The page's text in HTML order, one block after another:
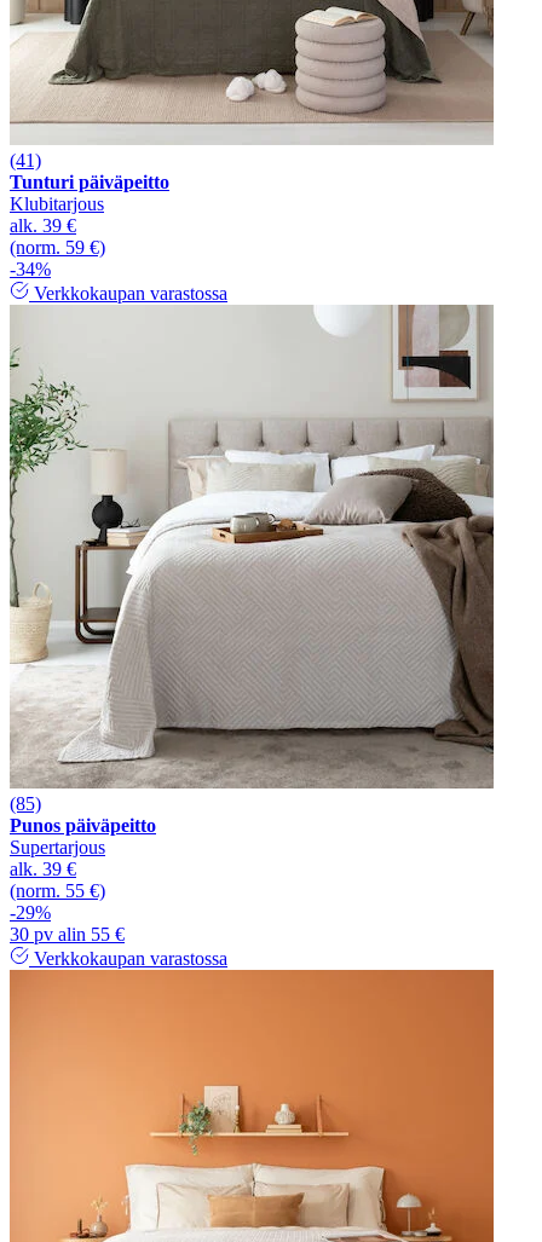
(41)
Tunturi päiväpeitto
Klubitarjous
alk. 39 €
(norm. 59 €)
-34%
Verkkokaupan varastossa
(85)
Punos päiväpeitto
Supertarjous
alk. 39 €
(norm. 55 €)
-29%
30 pv alin 55 €
Verkkokaupan varastossa